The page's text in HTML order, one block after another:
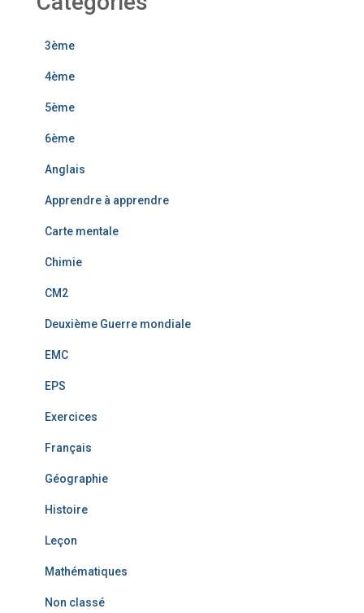
3ème
4ème
5ème
6ème
Anglais
Apprendre à apprendre
Carte mentale
Chimie
CM2
Deuxième Guerre mondiale
EMC
EPS
Exercices
Français
Géographie
Histoire
Leçon
Mathématiques
Non classé